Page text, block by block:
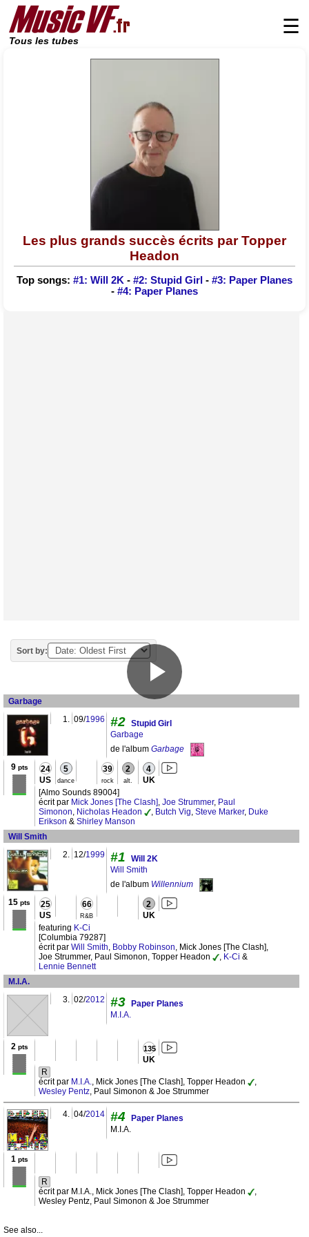
Tous les tubes
☰
Les plus grands succès écrits par Topper
Headon
Top songs: #1: Will 2K - #2: Stupid Girl - #3: Paper Planes
- #4: Paper Planes
Sort by:
Garbage
1. 09/1996 #2 Stupid Girl
Garbage
de l'album Garbage
9pts 24
US
5
dance
39
rock
2
alt.
4
UK
[Almo Sounds 89004]
écrit par Mick Jones [The Clash], Joe Strummer, Paul
Simonon, Nicholas Headon , Butch Vig, Steve Marker, Duke
Erikson & Shirley Manson
Will Smith
2. 12/1999 #1
Will 2K
Will Smith
de l'album Willennium
15 pts 25
US
66
R&B
2
UK
featuring K-Ci
[Columbia 79287]
écrit par Will Smith, Bobby Robinson, Mick Jones [The Clash],
Joe Strummer, Paul Simonon, Topper Headon
, K-Ci &
Lennie Bennett
M.I.A.
3. 02/2012 #3
Paper Planes
M.I.A.
2 pts
135
UK
R
écrit par M.I.A., Mick Jones [The Clash], Topper Headon
,
Wesley Pentz, Paul Simonon & Joe Strummer
4. 04/2014 #4
Paper Planes
M.I.A.
1 pts
R
écrit par M.I.A., Mick Jones [The Clash], Topper Headon
,
Wesley Pentz, Paul Simonon & Joe Strummer
See also...